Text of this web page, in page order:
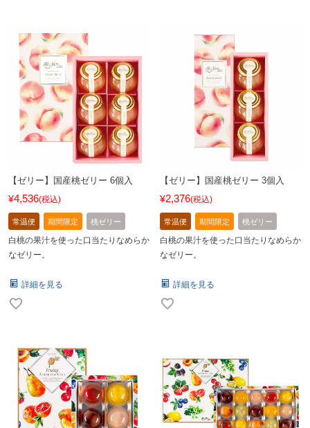
【ゼリー】国産桃ゼリー 6個入
¥4,536 税込
常温便 期間限定 桃ゼリー
白桃の果汁を使った口当たりなめらか
なゼリー。
詳細を見る
【ゼリー】国産桃ゼリー 3個入
¥2,376 税込
常温便 期間限定 桃ゼリー
白桃の果汁を使った口当たりなめらか
なゼリー。
詳細を見る